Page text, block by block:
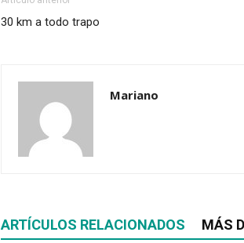
30 km a todo trapo
Mariano
ARTÍCULOS RELACIONADOS MÁS